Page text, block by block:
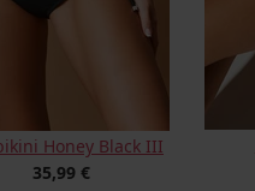
Honey Black III
35,99 €